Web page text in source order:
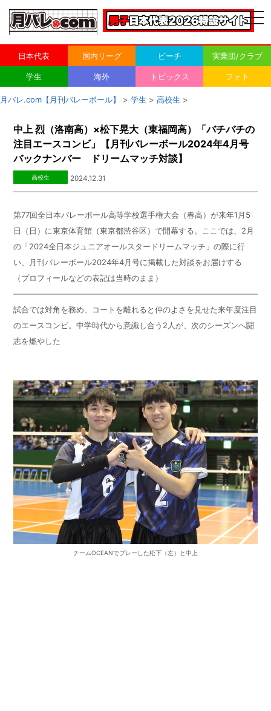
日本代表 国内リーグ ビーチ 実業団/クラブ
学生 海外 トピックス フォト
月バレ.com【月刊バレーボール】 > 学生 > 高校生 >
中上 烈（洛南高）×松下晃大（東福岡高）「バチバチの
注目エースコンビ」【月刊バレーボール2024年4月号
バックナンバー ドリームマッチ対談】
高校生 2024.12.31
第77回全日本バレーボール高等学校選手権大会（春高）が来年1 月5
日（日）に東京体育館（東京都渋谷区）で開幕する。ここでは、 2 月
の「2024全日本ジュニアオールスタードリームマッチ」の際に行
い、月刊バレーボール2024年4月号に掲載した対談をお届けする
（プロフィールなどの表記は当時のまま）
試合では対角を務め、コートを離れると仲のよさを見せた来年度注目
のエースコンビ。中学時代から意識し合う 2 人が、次のシーズンへ闘
志を燃やした
チームOCEANでプレーした松下（左）と中上